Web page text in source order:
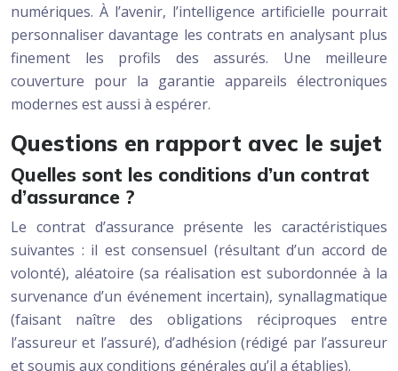
numériques. À l’avenir, l’intelligence artificielle pourrait
personnaliser davantage les contrats en analysant plus
finement les profils des assurés. Une meilleure
couverture pour la garantie appareils électroniques
modernes est aussi à espérer.
Questions en rapport avec le sujet
Quelles sont les conditions d’un contrat
d’assurance ?
Le contrat d’assurance présente les caractéristiques
suivantes : il est consensuel (résultant d’un accord de
volonté), aléatoire (sa réalisation est subordonnée à la
survenance d’un événement incertain), synallagmatique
(faisant naître des obligations réciproques entre
l’assureur et l’assuré), d’adhésion (rédigé par l’assureur
et soumis aux conditions générales qu’il a établies).